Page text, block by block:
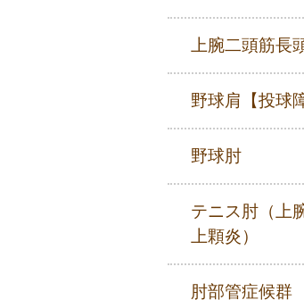
上腕二頭筋長
野球肩【投球
野球肘
テニス肘（上
上顆炎）
肘部管症候群